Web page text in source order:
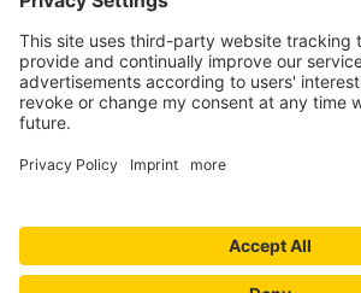
Barrierefreiheit
Wir bemühen uns, unsere Website
Einige Inhalte und Funktionen sind derzeit
vollständig zugänglich. Wenn Sie auf
benötigen, kontaktieren Sie uns bitte unter
Vertrag widerrufen
© 2026 TEBOLO